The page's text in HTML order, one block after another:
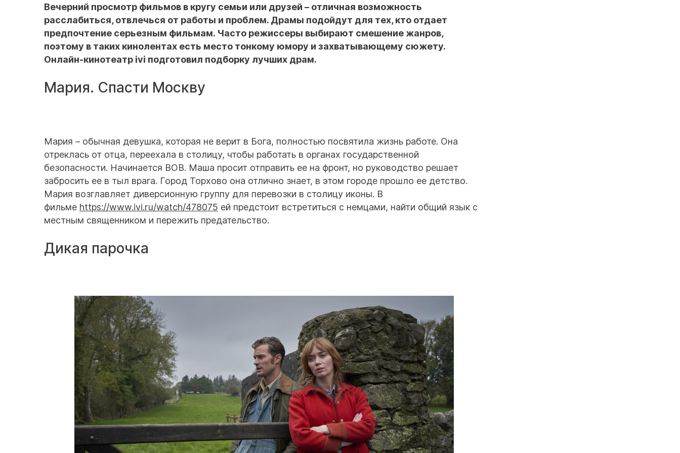
Вечерний просмотр фильмов в кругу семьи или друзей – отличная возможность
расслабиться, отвлечься от работы и проблем. Драмы подойдут для тех, кто отдает
предпочтение серьезным фильмам. Часто режиссеры выбирают смешение жанров,
поэтому в таких кинолентах есть место тонкому юмору и захватывающему сюжету.
Онлайн-кинотеатр ivi подготовил подборку лучших драм.
Мария. Спасти Москву
Мария – обычная девушка, которая не верит в Бога, полностью посвятила жизнь работе. Она
отреклась от отца, переехала в столицу, чтобы работать в органах государственной
безопасности. Начинается ВОВ. Маша просит отправить ее на фронт, но руководство решает
забросить ее в тыл врага. Город Торхово она отлично знает, в этом городе прошло ее детство.
Мария возглавляет диверсионную группу для перевозки в столицу иконы. В
фильме https://www.ivi.ru/watch/478075 ей предстоит встретиться с немцами, найти общий язык с
местным священником и пережить предательство.
Дикая парочка